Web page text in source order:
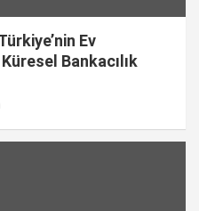
Ev
Bankacılık